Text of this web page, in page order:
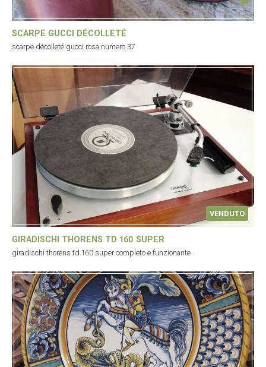
SCARPE GUCCI DÉCOLLETÉ
scarpe décolleté gucci rosa numero 37
VENDUTO
GIRADISCHI THORENS TD 160 SUPER
giradischi thorens td 160 super completo e funzionante